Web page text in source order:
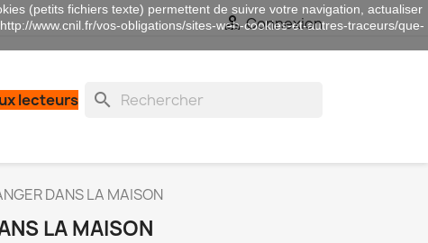
Connexion
search
lecteurs
DANS LA MAISON
LA MAISON
(petits fichiers texte) permettent de suivre votre navigation, actualiser
www.cnil.fr/vos-obligations/sites-web-cookies-et-autres-traceurs/que-